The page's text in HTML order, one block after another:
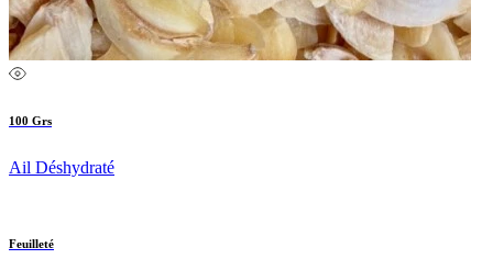
100 Grs
Ail Déshydraté
Feuilleté